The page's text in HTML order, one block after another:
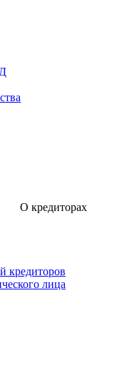
О кредиторах
кредиторов
лица